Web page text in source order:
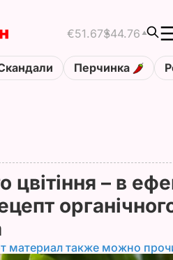
€51.67$44.76
Перчинка
цвітіння – в
материал также можно